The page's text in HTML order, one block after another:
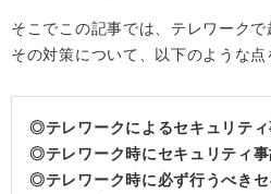
そこでこの記事では、テレワークで
その対策について、以下のような点
◎テレワークによるセキュリテ
◎テレワーク時にセキュリティ
◎テレワーク時に必ず行うべき